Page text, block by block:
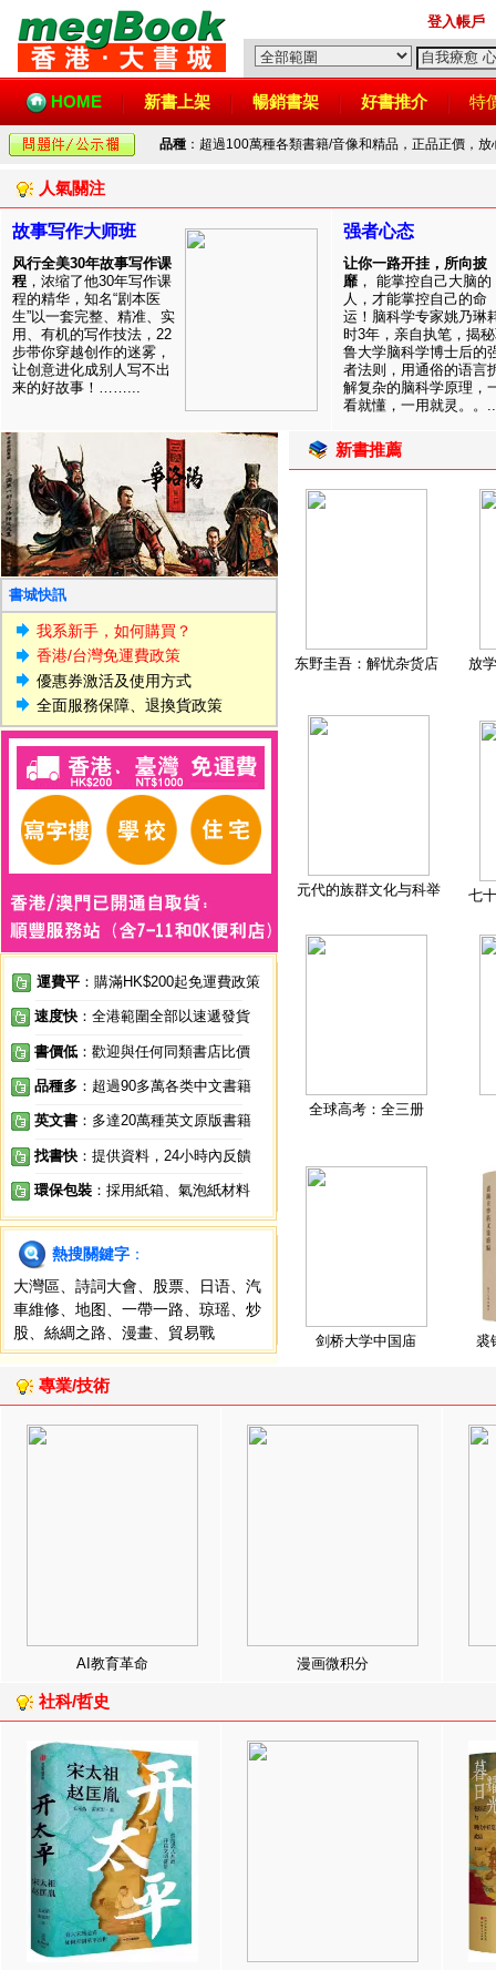
登入帳戶
HOME 新書上架 暢銷書架 好書推介 特
品種 ：超過100萬種各類書籍/音像和精品，正品正價，
人氣關注
故事写作大师班
风行全美30年故事写作课
程 ，浓缩了他30年写作课
程的精华，知名“剧本医
生”以一套完整、精准、实
用、有机的写作技法，22
步带你穿越创作的迷雾，
让创意进化成别人写不出
来的好故事！……...
强者心态
让你一路开挂，所向披
靡 ， 能掌控自己大脑的
人，才能掌控自己的命
运！脑科学专家姚乃琳
时3年，亲自执笔，揭
鲁大学脑科学博士后的
者法则，用通俗的语言
解复杂的脑科学原理，
看就懂，一用就灵。。
書城快訊
我系新手，如何購買？
香港/台灣免運費政策
優惠券激活及使用方式
全面服務保障、退換貨政策
運費平 ：購滿HK$200起免運費政策
速度快 ：全港範圍全部以速遞發貨
書價低 ：歡迎與任何同類書店比價
品種多 ：超過90多萬各类中文書籍
英文書 ：多達20萬種英文原版書籍
找書快 ：提供資料，24小時內反饋
環保包裝 ：採用紙箱、氣泡紙材料
熱搜關鍵字 ：
大灣區
詩詞大會 股票 日语
汽
車維修
地图 一帶一路 琼瑶
炒
股
絲綢之路 漫畫 貿易戰
新書推薦
东野圭吾：解忧杂货店 放
元代的族群文化与科举 七
全球高考：全三册
剑桥大学中国庙 裘
專業/技術
AI教育革命 漫画微积分
社科/哲史